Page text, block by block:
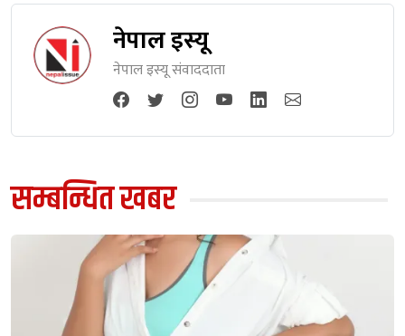
नेपाल इस्यू
नेपाल इस्यू संवाददाता
सम्बन्धित खबर